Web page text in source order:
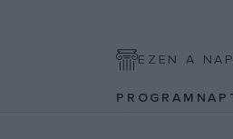
EZEN A